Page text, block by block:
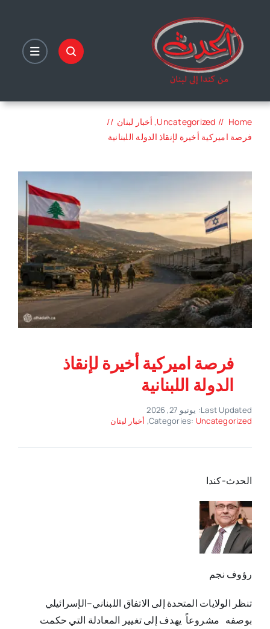
content
Home
Uncategorized أخبار لبنان
فرصة اميركية أخيرة لإنقاذ الدولة اللبنانية
فرصة اميركية أخيرة لإنقاذ
الدولة اللبنانية
Last Updated: يونيو 27, 2026
Categories: Uncategorized
, أخبار لبنان
الحدث-كندا
رؤوف نجم
تنظر الولايات المتحدة إلى الاتفاق اللبناني–الإسرائيلي
بوصفه مشروعاً يهدف إلى تغيير المعادلة التي حكمت